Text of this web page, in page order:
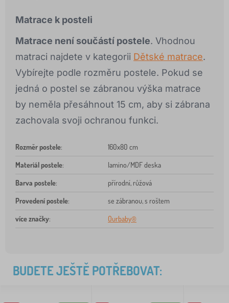
Matrace k posteli
Matrace není součástí postele. Vhodnou
matraci najdete v kategorii Dětské matrace.
Vybírejte podle rozměru postele. Pokud se
jedná o postel se zábranou výška matrace
by neměla přesáhnout 15 cm, aby si zábrana
zachovala svoji ochranou funkci.
Rozměr postele: 160x80 cm
Materiál postele: lamino/MDF deska
Barva postele: přírodní, růžová
Provedení postele: se zábranou, s roštem
více značky: Ourbaby®
BUDETE JEŠTĚ POTŘEBOVAT: